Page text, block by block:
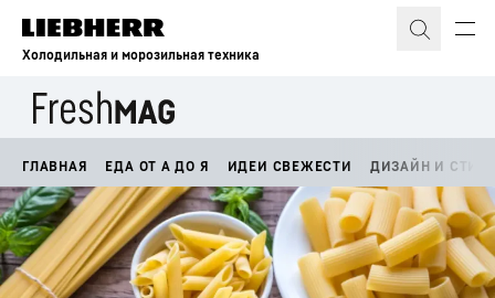
Холодильная и морозильная техника
ГЛАВНАЯ ЕДА ОТ А ДО Я ИДЕИ СВЕЖЕСТИ ДИЗАЙН И